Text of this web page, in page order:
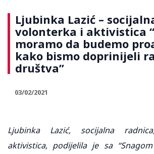
Ljubinka Lazić –
volonterka i aktivistica
moramo da budemo
kako bismo doprinijeli
društva”
03/02/2021
Ljubinka Lazić, socijalna
aktivistica, podijelila je sa